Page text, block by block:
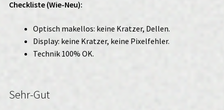
Checkliste (Wie-Neu):
Optisch makellos: keine Kratzer, Dellen.
Display: keine Kratzer, keine Pixelfehler.
Technik 100% OK.
Sehr-Gut